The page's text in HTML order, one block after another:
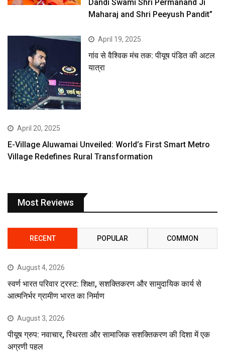
Dandi Swami Shri Permanand Ji
Maharaj and Shri Peeyush Pandit”
April 19, 2025
गांव से वैश्विक मंच तक: पीयूष पंडित की अटल
यात्रा
April 20, 2025
E-Village Aluwamai Unveiled: World’s First Smart Metro
Village Redefines Rural Transformation
Most Reviews
RECENT POPULAR COMMON
August 4, 2026
स्वर्ण भारत परिवार ट्रस्ट: शिक्षा, सशक्तिकरण और सामुदायिक कार्य से
आत्मनिर्भर ग्रामीण भारत का निर्माण
August 3, 2026
पीयूष ग्रुप: नवाचार, स्थिरता और सामाजिक सशक्तिकरण की दिशा में एक
अग्रणी पहल